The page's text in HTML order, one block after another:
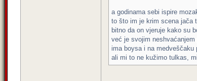
a godinama sebi ispire
to što im je krim scena jača
bitno da on vjeruje kako su
već je svojim
ima boysa i na medveščaku
ali mi to ne kužimo tulkas,